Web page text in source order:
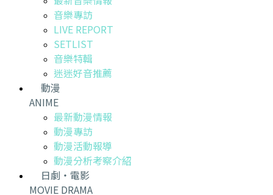
音樂專訪
LIVE REPORT
SETLIST
音樂特輯
迷迷好音推薦
動漫
ANIME
最新動漫情報
動漫專訪
動漫活動報導
動漫分析考察介紹
日劇・電影
MOVIE DRAMA